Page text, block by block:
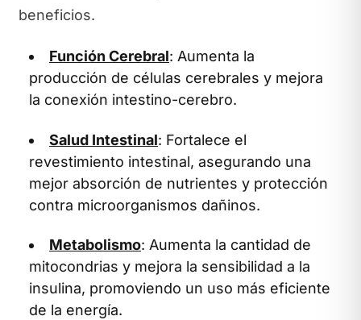
beneficios.
Función Cerebral: Aumenta la
producción de células cerebrales y mejora
la conexión intestino-cerebro.
Salud Intestinal: Fortalece el
revestimiento intestinal, asegurando una
mejor absorción de nutrientes y protección
contra microorganismos dañinos.
Metabolismo: Aumenta la cantidad de
mitocondrias y mejora la sensibilidad a la
insulina, promoviendo un uso más eficiente
de la energía.